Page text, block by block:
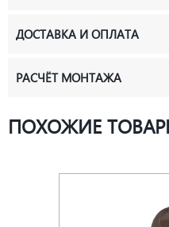
ДОСТАВКА И ОПЛАТА
РАСЧЁТ МОНТАЖА
ПОХОЖИЕ